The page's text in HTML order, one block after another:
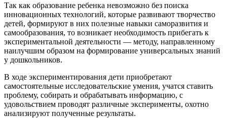
Так как образование ребенка невозможно без поиска
инновационных технологий, которые развивают творчество
детей, формируют в них полезные навыки саморазвития и
самообразования, то возникает необходимость прибегать к
экспериментальной деятельности — методу, направленному
наилучшим образом на формирование универсальных знаний
у дошкольников.
В ходе экспериментирования дети приобретают
самостоятельные исследовательские умения, учатся ставить
проблему, собирать и обрабатывать информацию, с
удовольствием проводят различные эксперименты, охотно
анализируют полученные результаты.